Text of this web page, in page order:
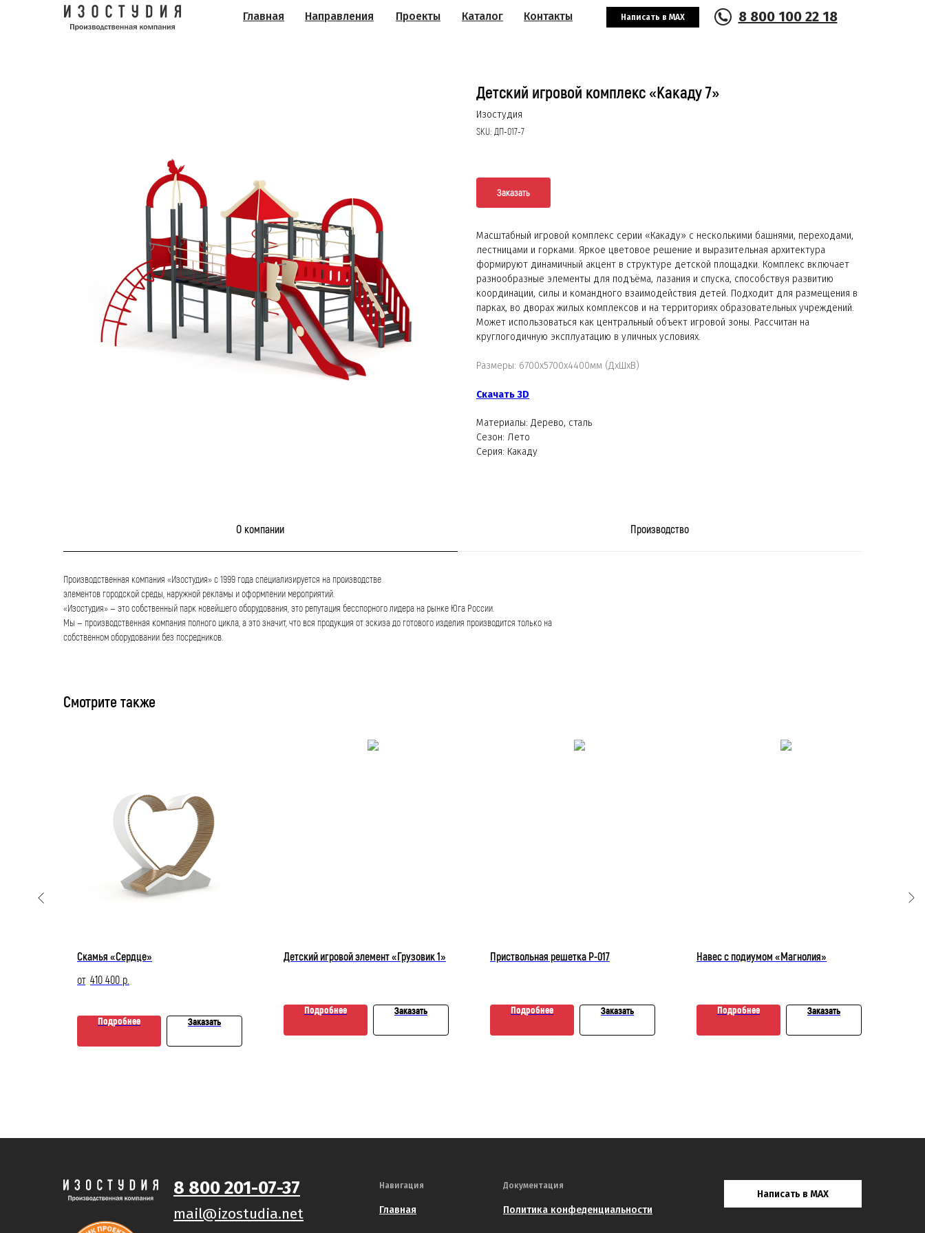
Главная Направления Контакты
Каталог 8 800 100 22 18
Проекты Написать в MAX
Детский игровой комплекс «Какаду 7»
Изостудия
SKU: ДП-017-7
Заказать
Масштабный игровой комплекс серии «Какаду» с несколькими башнями, переходами,
лестницами и горками. Яркое цветовое решение и выразительная архитектура
формируют динамичный акцент в структуре детской площадки. Комплекс включает
разнообразные элементы для подъёма, лазания и спуска, способствуя развитию
координации, силы и командного взаимодействия детей. Подходит для размещения в
парках, во дворах жилых комплексов и на территориях образовательных учреждений.
Может использоваться как центральный объект игровой зоны. Рассчитан на
круглогодичную эксплуатацию в уличных условиях.
Размеры: 6700х5700х4400мм (ДхШхВ)
Скачать 3D
Материалы: Дерево, сталь
Сезон: Лето
Серия: Какаду
О компании Производство
Производственная компания «Изостудия» с 1999 года специализируется на производстве
элементов городской среды, наружной рекламы и оформлении мероприятий.
«Изостудия» — это собственный парк новейшего оборудования, это репутация бесспорного лидера на рынке Юга России.
Мы — производственная компания полного цикла, а это значит, что вся продукция от эскиза до готового изделия производится только на
собственном оборудовании без посредников.
Смотрите также
Скамья «Сердце»
410 400 р.
Подробнее Заказать
Детский игровой элемент «Грузовик 1»
Подробнее Заказать
Приствольная решетка Р-017
Подробнее Заказать
Навес с подиумом «Магнолия»
Подробнее Заказать
Главная Политика конфеденциальности
Навигация Документация
8 800 201-07-37
mail@izostudia.net
Написать в MAX